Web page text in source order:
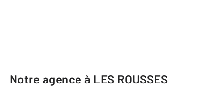
Notre agence à LES ROUSSES